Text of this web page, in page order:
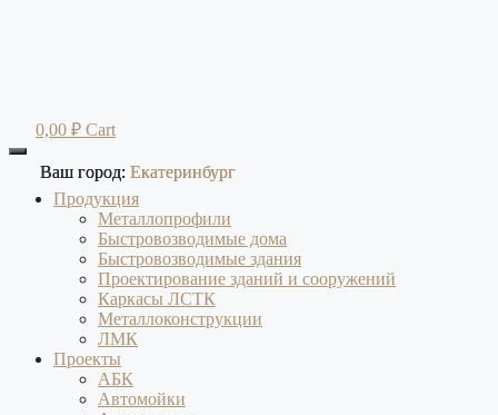
0,00 ₽ Cart
Продукция
Металлопрофили
Быстровозводимые дома
Быстровозводимые здания
Проектирование зданий и сооружений
Каркасы ЛСТК
Металлоконструкции
ЛМК
Проекты
АБК
Автомойки
Ваш город: Екатеринбург
Ваш город: Екатеринбург